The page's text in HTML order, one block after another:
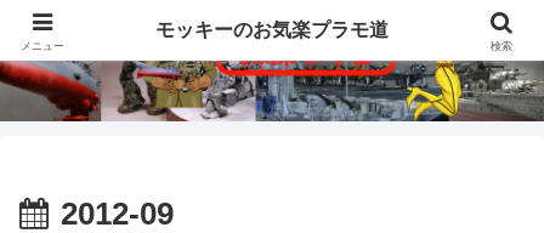
2012-09
メニュー
モッキーのお気楽プラモ道
検索